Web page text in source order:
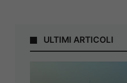
ULTIMI ARTICOLI